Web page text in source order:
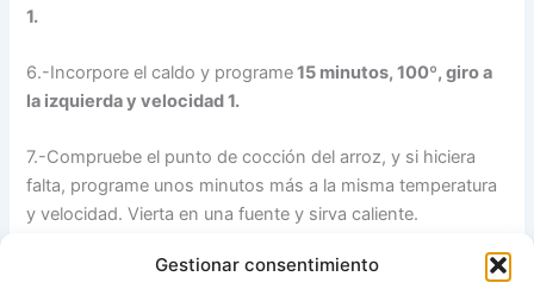
Gestionar consentimiento
1.
6.-Incorpore el caldo y programe15 minutos, 100º, giro a
la izquierda y velocidad 1.
7.-Compruebe el punto de cocción del arroz, y si hiciera
falta, programe unos minutos más a la misma temperatura
y velocidad. Vierta en una fuente y sirva caliente.
Si lo desea puede añadir 1/2 plátano cortado en